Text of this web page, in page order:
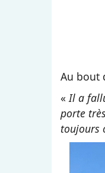
Au bout
«Il a
porte
toujours